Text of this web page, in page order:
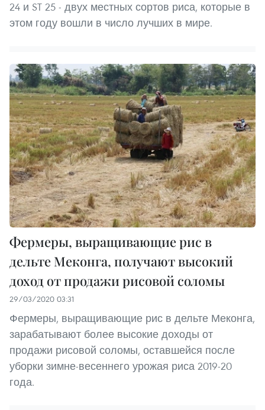
24 и ST 25 - двух местных сортов риса, которые в
этом году вошли в число лучших в мире.
Фермеры, выращивающие рис в
дельте Меконга, получают высокий
доход от продажи рисовой соломы
29/03/2020 03:31
Фермеры, выращивающие рис в дельте Меконга,
зарабатывают более высокие доходы от
продажи рисовой соломы, оставшейся после
уборки зимне-весеннего урожая риса 2019-20
года.